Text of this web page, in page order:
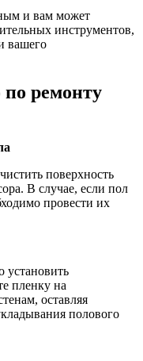
и вам может
инструментов,
вашего
по ремонту
поверхность
В случае, если пол
провести их
установить
пленку на
оставляя
полового